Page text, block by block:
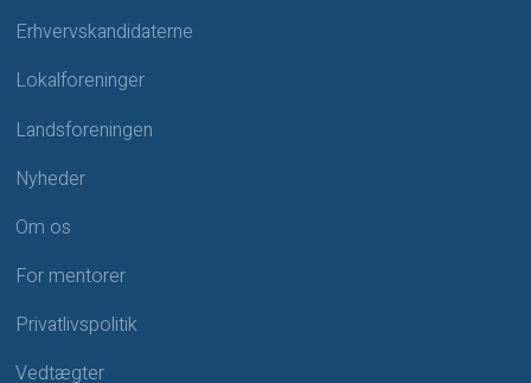
Erhvervskandidaterne
Lokalforeninger
Landsforeningen
Nyheder
Om os
For mentorer
Privatlivspolitik
Vedtægter